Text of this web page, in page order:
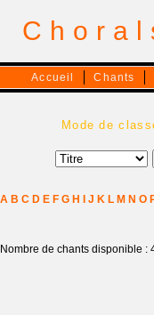
Accueil Chants
Mode de
A B C D E F G H J K L M N O
Nombre de chants disponible :